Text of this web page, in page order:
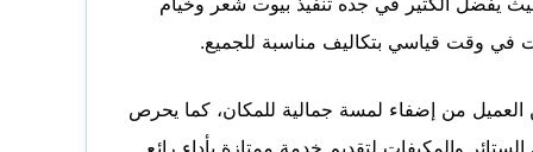
في وقت قياسي بتكاليف مناسبة للجميع.
العميل من إضفاء لمسة جمالية للمكان، كما يحرص
والمكيفات لتقديم خدمة ممتازة بأداء رائع